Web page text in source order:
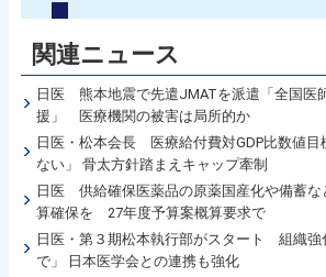
関連ニュース
日医 熊本地震で先遣JMATを派遣「全国医
援」 医療機関の被害は局所的か
日医・松本会長 医療給付費対GDP比数値目
ない」 骨太方針踏まえキャップ牽制
日医 供給確保医薬品の原薬国産化や備蓄な
算確保を 27年度予算案概算要求で
日医・第３期松本執行部がスタート 組織強
で」 日本医学会との連携も強化